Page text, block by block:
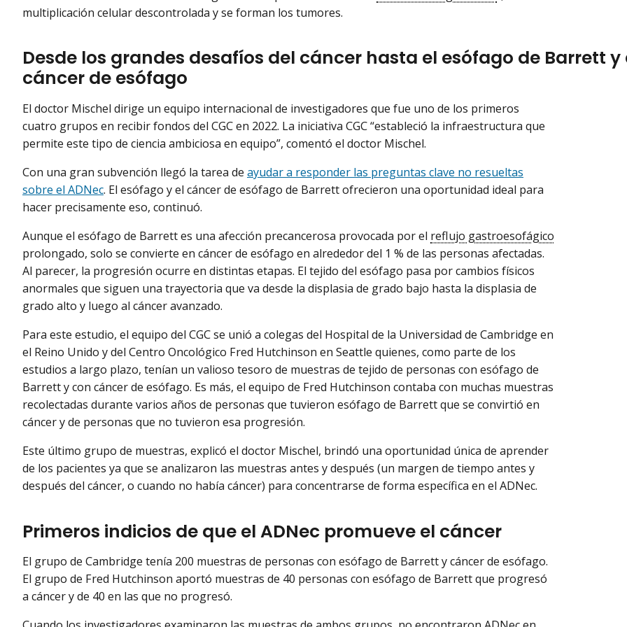
multiplicación celular descontrolada y se forman los tumores.
Desde los grandes desafíos del cáncer hasta el esófago de Barrett y
cáncer de esófago
El doctor Mischel dirige un equipo internacional de investigadores que fue uno de los primeros
cuatro grupos en recibir fondos del CGC en 2022. La iniciativa CGC “estableció la infraestructura que
permite este tipo de ciencia ambiciosa en equipo”, comentó el doctor Mischel.
Con una gran subvención llegó la tarea de ayudar a responder las preguntas clave no resueltas
sobre el ADNec. El esófago y el cáncer de esófago de Barrett ofrecieron una oportunidad ideal para
hacer precisamente eso, continuó.
Aunque el esófago de Barrett es una afección precancerosa provocada por el reflujo gastroesofágico
prolongado, solo se convierte en cáncer de esófago en alrededor del 1 % de las personas afectadas.
Al parecer, la progresión ocurre en distintas etapas. El tejido del esófago pasa por cambios físicos
anormales que siguen una trayectoria que va desde la displasia de grado bajo hasta la displasia de
grado alto y luego al cáncer avanzado.
Para este estudio, el equipo del CGC se unió a colegas del Hospital de la Universidad de Cambridge en
el Reino Unido y del Centro Oncológico Fred Hutchinson en Seattle quienes, como parte de los
estudios a largo plazo, tenían un valioso tesoro de muestras de tejido de personas con esófago de
Barrett y con cáncer de esófago. Es más, el equipo de Fred Hutchinson contaba con muchas muestras
recolectadas durante varios años de personas que tuvieron esófago de Barrett que se convirtió en
cáncer y de personas que no tuvieron esa progresión.
Este último grupo de muestras, explicó el doctor Mischel, brindó una oportunidad única de aprender
de los pacientes ya que se analizaron las muestras antes y después (un margen de tiempo antes y
después del cáncer, o cuando no había cáncer) para concentrarse de forma específica en el ADNec.
Primeros indicios de que el ADNec promueve el cáncer
El grupo de Cambridge tenía 200 muestras de personas con esófago de Barrett y cáncer de esófago.
El grupo de Fred Hutchinson aportó muestras de 40 personas con esófago de Barrett que progresó
a cáncer y de 40 en las que no progresó.